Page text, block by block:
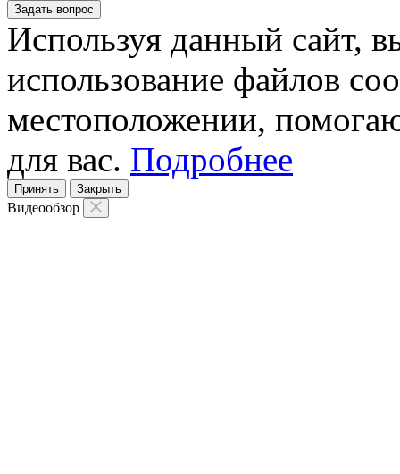
Задать вопрос
Используя данный сайт,
использование файлов
местоположении,
для вас. Подробнее
Принять Закрыть
Видеообзор